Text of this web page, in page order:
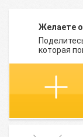
Желаете
которая